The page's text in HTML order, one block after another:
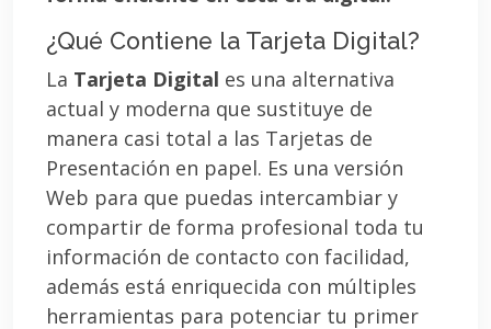
¿Qué Contiene la Tarjeta Digital?
La Tarjeta Digital es una alternativa
actual y moderna que sustituye de
manera casi total a las Tarjetas de
Presentación en papel. Es una versión
Web para que puedas intercambiar y
compartir de forma profesional toda tu
información de contacto con facilidad,
además está enriquecida con múltiples
herramientas para potenciar tu primer